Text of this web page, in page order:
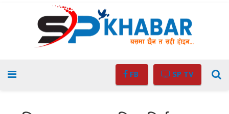
FB SP TV